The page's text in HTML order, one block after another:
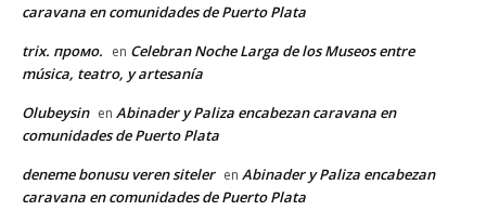
caravana en comunidades de Puerto Plata
trix. промо. en Celebran Noche Larga de los Museos entre
música, teatro, y artesanía
Olubeysin en Abinader y Paliza encabezan caravana en
comunidades de Puerto Plata
deneme bonusu veren siteler en Abinader y Paliza encabezan
caravana en comunidades de Puerto Plata